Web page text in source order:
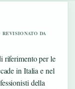
REVISIONATO DA
riferimento per le
in Italia e nel
della